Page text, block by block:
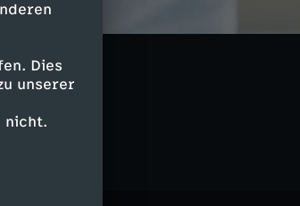
Dies
unserer
nicht.